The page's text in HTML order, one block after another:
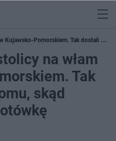
Kujawsko-Pomorskiem. Tak dostali się
na włam
Tak
skąd